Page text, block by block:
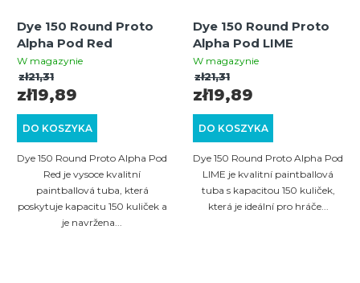
Dye 150 Round Proto
Alpha Pod Red
W magazynie
DO KOSZYKA
zł19,89
zł21,31
Dye 150 Round Proto Alpha Pod
Red je vysoce kvalitní
paintballová tuba, která
poskytuje kapacitu 150 kuliček a
je navržena...
Dye 150 Round Proto
Alpha Pod LIME
W magazynie
DO KOSZYKA
zł19,89
zł21,31
Dye 150 Round Proto Alpha Pod
LIME je kvalitní paintballová
tuba s kapacitou 150 kuliček,
která je ideální pro hráče...